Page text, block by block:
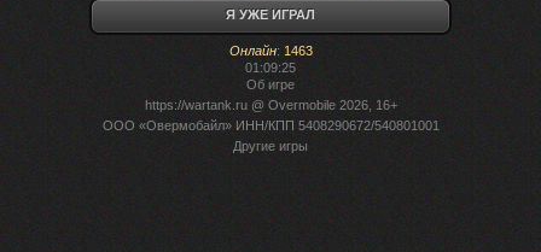
Я УЖЕ ИГРАЛ
Онлайн: 1463
01:09:25
Об игре
https://wartank.ru@ Overmobile 2026, 16+
ООО «Овермобайл» ИНН/КПП 5408290672/540801001
Другие игры